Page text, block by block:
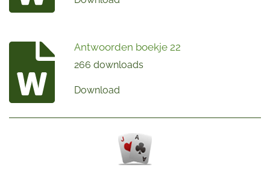
Antwoorden boekje 22
266 downloads
Download